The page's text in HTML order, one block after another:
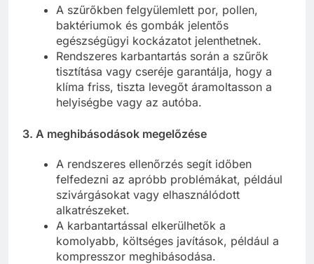
A szűrőkben felgyülemlett por, pollen,
baktériumok és gombák jelentős
egészségügyi kockázatot jelenthetnek.
Rendszeres karbantartás során a szűrők
tisztítása vagy cseréje garantálja, hogy a
klíma friss, tiszta levegőt áramoltasson a
helyiségbe vagy az autóba.
3. A meghibásodások megelőzése
A rendszeres ellenőrzés segít időben
felfedezni az apróbb problémákat, például
szivárgásokat vagy elhasználódott
alkatrészeket.
A karbantartással elkerülhetők a
komolyabb, költséges javítások, például a
kompresszor meghibásodása.